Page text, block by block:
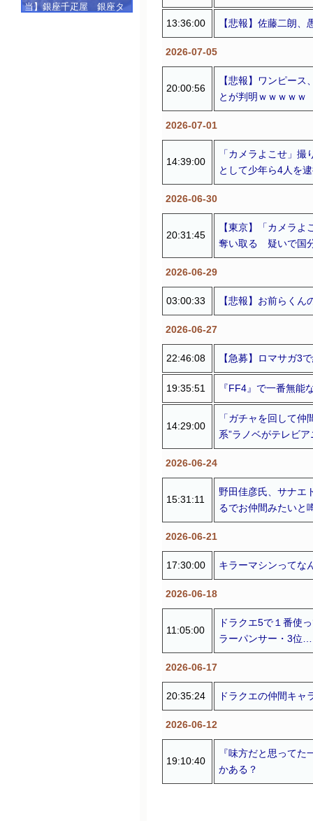
当】銀座千疋屋 銀座タ
13:36:00 【悲報】佐藤二朗
2026-07-05
20:00:56
【悲報】ワンピー
とが判明ｗｗｗｗｗ
2026-07-01
14:39:00
「カメラよこせ」
として少年ら4人を
2026-06-30
20:31:45
【東京】「カメラ
奪い取る 疑いで国
2026-06-29
03:00:33 【悲報】お前らく
2026-06-27
22:46:08 【急募】ロマサガ3
19:35:51 『FF4』で一番無能
14:29:00
「ガチャを回して
系”ラノベがテレビ
2026-06-24
15:31:11
野田佳彦氏、サナエ
るでお仲間みたいと
2026-06-21
17:30:00 キラーマシンってな
2026-06-18
11:05:00
ドラクエ5で１番使
ラーパンサー・3位
2026-06-17
20:35:24 ドラクエの仲間キ
2026-06-12
19:10:40
『味方だと思って
かある？